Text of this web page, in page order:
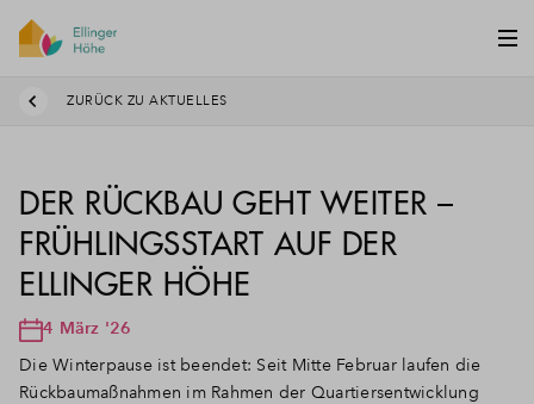
ZURÜCK ZU AKTUELLES
DER RÜCKBAU GEHT WEITER –
FRÜHLINGSSTART AUF DER
ELLINGER HÖHE
4 März '26
Die Winterpause ist beendet: Seit Mitte Februar laufen die
Rückbaumaßnahmen im Rahmen der Quartiersentwicklung